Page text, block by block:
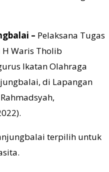
– Pelaksana Tugas
Waris Tholib
Ikatan Olahraga
di Lapangan
terpilih untuk